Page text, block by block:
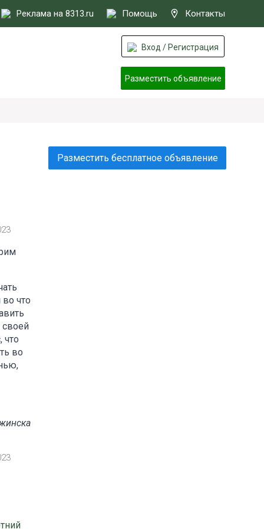
Реклама на 8313.ru Помощь Контакты
Вход / Регистрация
Разместить объявление
что
что
во
Разместить бесплатное объявление